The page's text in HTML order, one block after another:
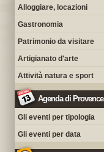
Alloggiare, locazioni
Gastronomia
Patrimonio da visitare
Artigianato d'arte
Attività natura e sport
Agenda di Provence
Gli eventi per tipologia
Gli eventi per data